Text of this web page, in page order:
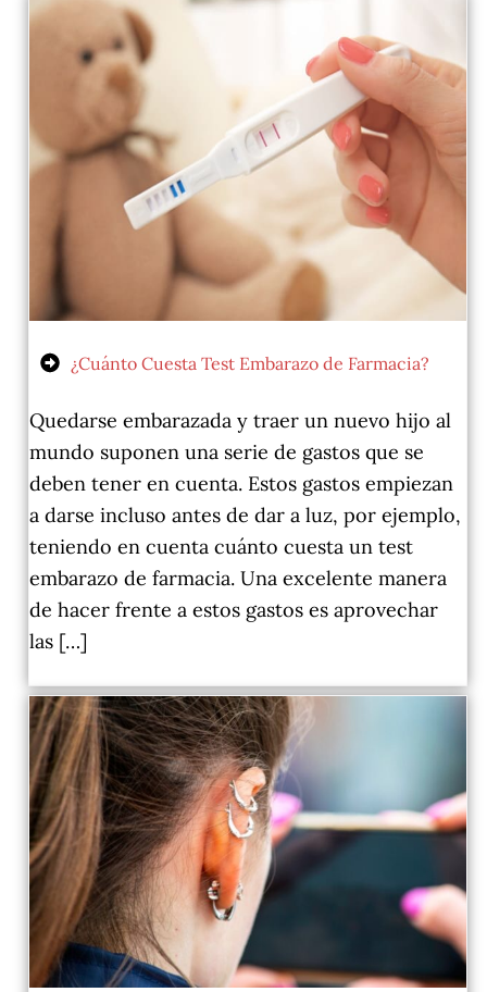
¿Cuánto Cuesta Test Embarazo de Farmacia?
Quedarse embarazada y traer un nuevo hijo al
mundo suponen una serie de gastos que se
deben tener en cuenta. Estos gastos empiezan
a darse incluso antes de dar a luz, por ejemplo,
teniendo en cuenta cuánto cuesta un test
embarazo de farmacia. Una excelente manera
de hacer frente a estos gastos es aprovechar
las […]